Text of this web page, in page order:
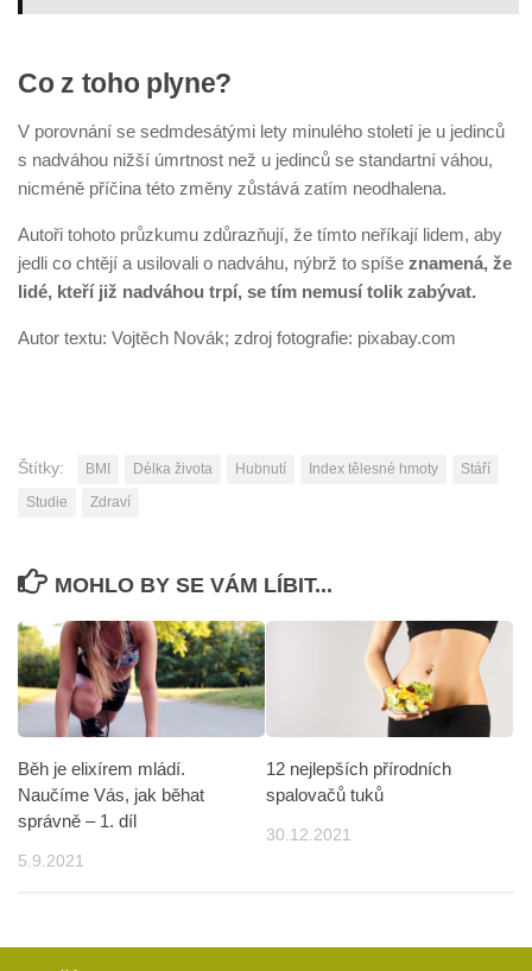
Co z toho plyne?
V porovnání se sedmdesátými lety minulého století je u jedinců
s nadváhou nižší úmrtnost než u jedinců se standartní váhou,
nicméně příčina této změny zůstává zatím neodhalena.
Autoři tohoto průzkumu zdůrazňují, že tímto neříkají lidem, aby
jedli co chtějí a usilovali o nadváhu, nýbrž to spíše znamená, že
lidé, kteří již nadváhou trpí, se tím nemusí tolik zabývat.
Autor textu: Vojtěch Novák; zdroj fotografie: pixabay.com
Štítky: BMI Délka života Hubnutí Index tělesné hmoty
Stáří
Studie
Zdraví
MOHLO BY SE VÁM LÍBIT...
Běh je elixírem mládí.
Naučíme Vás, jak běhat
správně – 1. díl
5.9.2021
12 nejlepších přírodních
spalovačů tuků
30.12.2021